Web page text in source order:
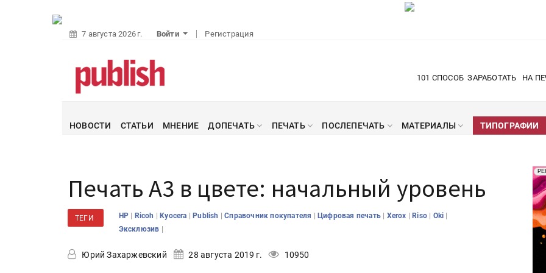
7 августа 2026 г. Войти Регистрация
101 СПОСОБ ЗАРАБОТАТЬ НА
НОВОСТИ СТАТЬИ МНЕНИЕ ДОПЕЧАТЬ ПЕЧАТЬ ПОСЛЕПЕЧАТЬ МАТЕРИАЛЫ ТИПОГРАФИИ
Печать А3 в цвете: начальный уровень
ТЕГИ HP | Ricoh |Kyocera |Publish |Справочник покупателя |Цифровая печать | Xerox |Riso | Oki |
Эксклюзив |
Юрий Захаржевский 28 августа 2019 г. 10950